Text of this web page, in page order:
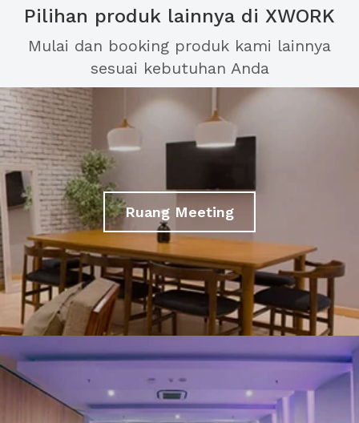
Pilihan produk lainnya di XWORK
Mulai dan booking produk kami lainnya
sesuai kebutuhan Anda
Ruang Meeting